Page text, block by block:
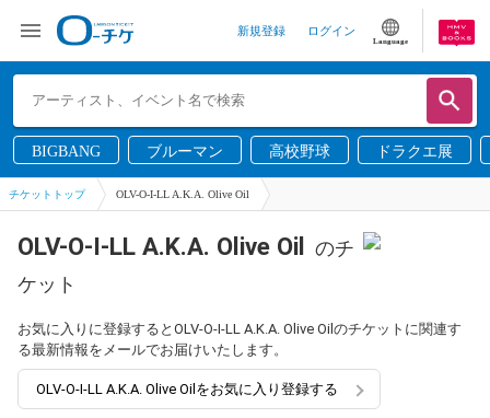
新規登録 ログイン
Language
BIGBANG ブルーマン 高校野球 ドラクエ展
チケットトップ OLV-O-I-LL A.K.A. Olive Oil
OLV-O-I-LL A.K.A. Olive Oil のチ
ケット
お気に入りに登録するとOLV-O-I-LL A.K.A. Olive Oilのチケットに関連す
る最新情報をメールでお届けいたします。
OLV-O-I-LL A.K.A. Olive Oilをお気に入り登録する